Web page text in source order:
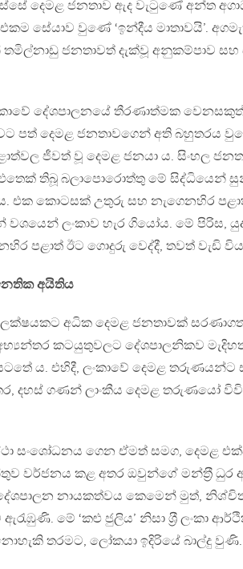
දෙමළ ජනතාව ඇද වැටුණේ අන්ත
සේයාව වුණේ ‘ඉන්දීය මාතාවයි’.
ජනතාවත් දැක්වූ අනුකම්පාව
දේශපාලනයේ තීරණාත්මක
පත් දෙමළ ජනතාවගෙන් අති බහුතරය
ජීවත් වූ දෙමළ ජනයා ය. සිංහල
තිබූ බලාපොරොත්තු මේ සිද්ධියෙන්
එක කොටසක් උතුරු සහ නැගෙනහිර
ලංකාව හැර ගියෝය. මේ පිරිස,
පළාත් ඊට ගොදුරු වෙද්දී, තවත් වැඩි
අයිතිය
ලක්ෂයකට අධික දෙමළ ජනතාවක්
අභ්‍යන්තර කටයුතුවලට දේශපාලනිකව
ය. එහිදී, ලංකාවේ දෙමළ
දහස් ගණන් ලාංකීය දෙමළ තරුණයෝ
සංශෝධනය ගෙන ඒමත් සමග, දෙමළ
වර්ජනය කළ අතර ඔවුන්ගේ මන්ත‍්‍රී
නායකත්වය කෙමෙන් මුත්,
මේ ‘කළු ජුලිය’ නිසා ශ‍්‍රී ලංකා
තරමට, ලෝකයා ඉදිරියේ බාල්දු වුණි.